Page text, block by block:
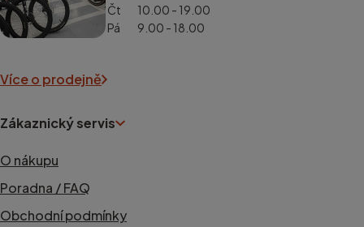
Čt
10.00 - 19.00
Pá
9.00 - 18.00
Více o prodejně
Zákaznický servis
O nákupu
Poradna / FAQ
Obchodní podmínky